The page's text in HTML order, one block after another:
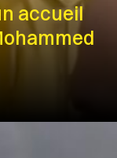
accueil